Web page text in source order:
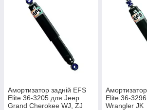
Амортизатор задній EFS
Elite 36-3205 для Jeep
Grand Cherokee WJ, ZJ
Elite 36-
Wrangler JK